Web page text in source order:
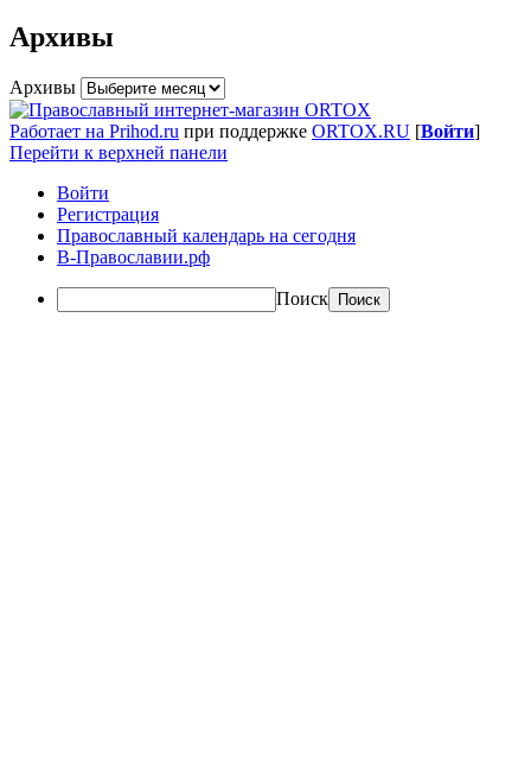
Архивы
Архивы
Работает на Prihod.ru при поддержке ORTOX.RU [Войти]
Перейти к верхней панели
Войти
Регистрация
Православный календарь на сегодня
В-Православии.рф
Поиск